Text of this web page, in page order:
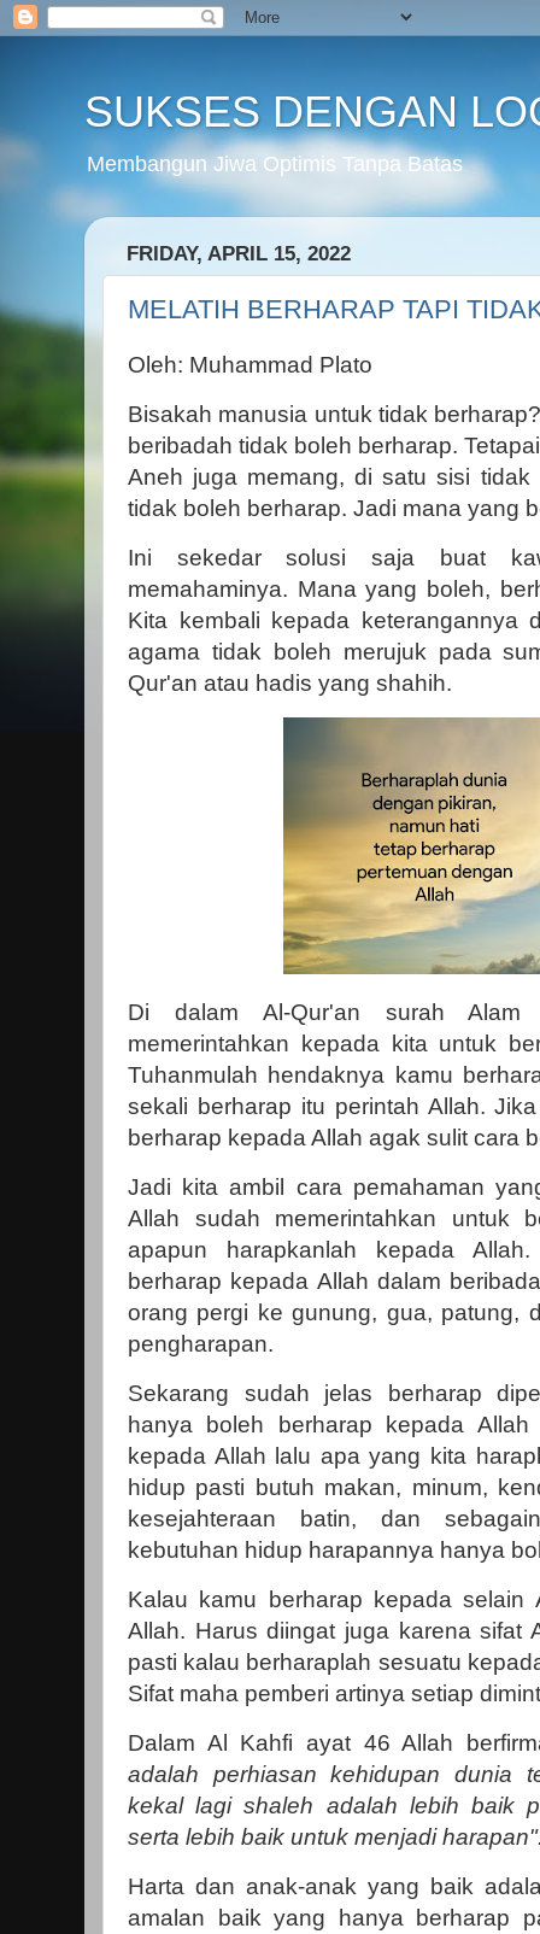
SUKSES DENGAN
Membangun Jiwa Optimis Tanpa Batas
FRIDAY, APRIL 15, 2022
MELATIH BERHARAP TAPI
Oleh: Muhammad Plato
Bisakah manusia untuk tidak
beribadah tidak boleh berharap.
Aneh juga memang, di satu sisi
tidak boleh berharap. Jadi mana yang
Ini sekedar solusi saja buat
memahaminya. Mana yang boleh,
Kita kembali kepada keterangannya
agama tidak boleh merujuk pada
Qur'an atau hadis yang shahih.
Di dalam Al-Qur'an surah
memerintahkan kepada kita untuk
Tuhanmulah hendaknya kamu
sekali berharap itu perintah Allah.
berharap kepada Allah agak sulit cara
Jadi kita ambil cara pemahaman
Allah sudah memerintahkan untuk
apapun harapkanlah kepada
berharap kepada Allah dalam
orang pergi ke gunung, gua, patung,
pengharapan.
Sekarang sudah jelas berharap
hanya boleh berharap kepada
kepada Allah lalu apa yang kita
hidup pasti butuh makan, minum,
kesejahteraan batin, dan
kebutuhan hidup harapannya hanya
Kalau kamu berharap kepada selain
Allah. Harus diingat juga karena sifat
pasti kalau berharaplah sesuatu
Sifat maha pemberi artinya setiap
Dalam Al Kahfi ayat 46 Allah
adalah perhiasan kehidupan dunia
kekal lagi shaleh adalah lebih baik
serta lebih baik untuk menjadi
Harta dan anak-anak yang baik
amalan baik yang hanya berharap